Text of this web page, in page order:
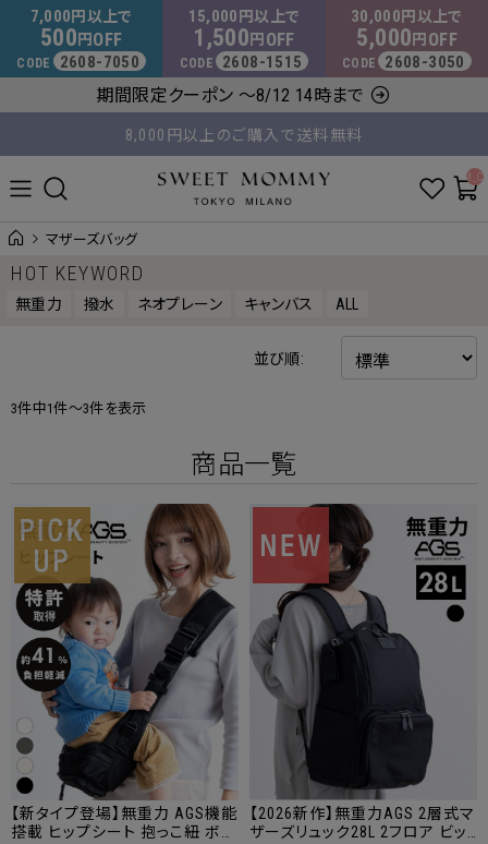
マタニティウェア・授乳服のスウィートマミー
7,000 円以上で
500 円 OFF
CODE 2608-7050
15,000 円以上で
1,500 円 OFF
CODE 2608-1515
30,000 円以上で
5,000 円 OFF
CODE 2608-3050
期間限定クーポン ～8/12 14時まで
平日14時 / 土日祝12時まで のご注文で当日出荷！
8,000円以上のご購入で送料無料
マザーズバッグ
HOT KEYWORD
無重力 撥水 ネオプレーン キャンバス ALL
並び順:
3件中1件～3件を表示
商品一覧
【新タイプ登場】無重力 AGS機能
搭載 ヒップシート 抱っこ紐 ボデ
【2026新作】無重力AGS 2層式マ
ザーズリュック28L 2フロア ビッ